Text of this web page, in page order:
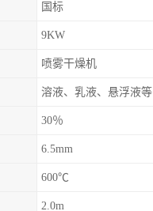
国标
9KW
喷雾干燥机
溶液、乳液、悬浮液等
30％
6.5mm
600℃
2.0m